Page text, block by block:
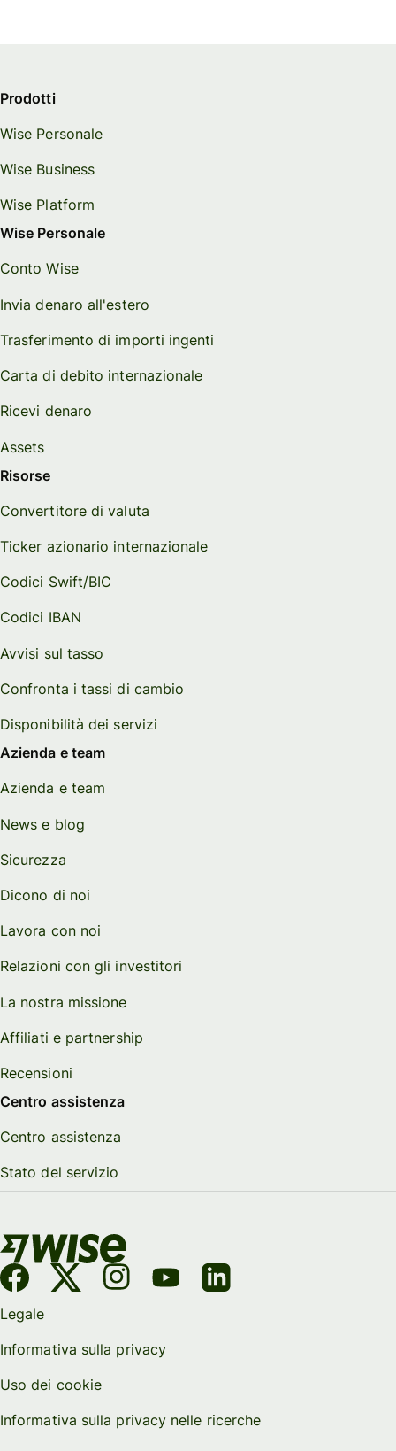
Prodotti
Wise Personale
Wise Business
Wise Platform
Wise Personale
Conto Wise
Invia denaro all'estero
Trasferimento di importi ingenti
Carta di debito internazionale
Ricevi denaro
Assets
Risorse
Convertitore di valuta
Ticker azionario internazionale
Codici Swift/BIC
Codici IBAN
Avvisi sul tasso
Confronta i tassi di cambio
Disponibilità dei servizi
Azienda e team
Azienda e team
News e blog
Sicurezza
Dicono di noi
Lavora con noi
Relazioni con gli investitori
La nostra missione
Affiliati e partnership
Recensioni
Centro assistenza
Centro assistenza
Stato del servizio
Legale
Informativa sulla privacy
Uso dei cookie
Informativa sulla privacy nelle ricerche